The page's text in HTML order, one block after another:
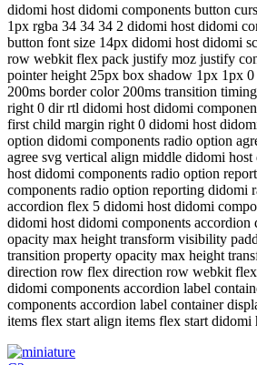
didomi host didomi components button
1px rgba 34 34 34 2 didomi host didomi
button font size 14px didomi host didomi
row webkit flex pack justify moz justify
pointer height 25px box shadow 1px 1px
200ms border color 200ms transition
right 0 dir rtl didomi host didomi
first child margin right 0 didomi host
option didomi components radio option
agree svg vertical align middle didomi
host didomi components radio option
components radio option reporting didomi
accordion flex 5 didomi host didomi
didomi host didomi components
opacity max height transform visibility
transition property opacity max height
direction row flex direction row webkit flex
didomi components accordion label
components accordion label container
items flex start align items flex start